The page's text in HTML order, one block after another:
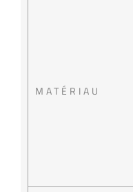
MATÉRIAU